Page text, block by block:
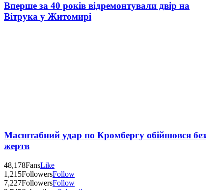
Вперше за 40 років відремонтували двір на
Вітрука у Житомирі
Масштабний удар по Кромбергу обійшовся без
жертв
48,178FansLike
1,215FollowersFollow
7,227FollowersFollow